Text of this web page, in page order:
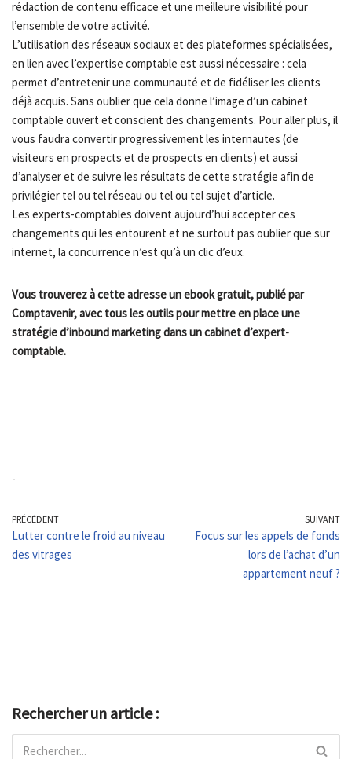
rédaction de contenu efficace et une meilleure visibilité pour
l’ensemble de votre activité.
L’utilisation des réseaux sociaux et des plateformes spécialisées,
en lien avec l’expertise comptable est aussi nécessaire : cela
permet d’entretenir une communauté et de fidéliser les clients
déjà acquis. Sans oublier que cela donne l’image d’un cabinet
comptable ouvert et conscient des changements. Pour aller plus, il
vous faudra convertir progressivement les internautes (de
visiteurs en prospects et de prospects en clients) et aussi
d’analyser et de suivre les résultats de cette stratégie afin de
privilégier tel ou tel réseau ou tel ou tel sujet d’article.
Les experts-comptables doivent aujourd’hui accepter ces
changements qui les entourent et ne surtout pas oublier que sur
internet, la concurrence n’est qu’à un clic d’eux.
Vous trouverez à cette adresse un ebook gratuit, publié par
Comptavenir, avec tous les outils pour mettre en place une
stratégie d’inbound marketing dans un cabinet d’expert-
comptable.
-
PRÉCÉDENT
Lutter contre le froid au niveau
des vitrages
SUIVANT
Focus sur les appels de fonds
lors de l’achat d’un
appartement neuf ?
Rechercher un article :